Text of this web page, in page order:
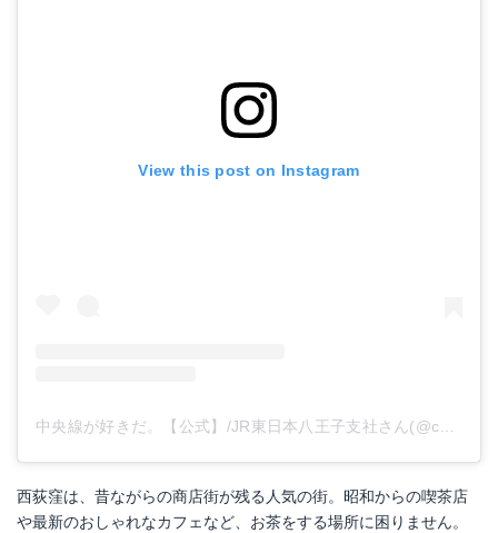
View this post on Instagram
中央線が好きだ。【公式】/JR東日本八王子支社さん(@chuosuki)がシェアした投稿
西荻窪は、昔ながらの商店街が残る人気の街。昭和からの喫茶店
や最新のおしゃれなカフェなど、お茶をする場所に困りません。